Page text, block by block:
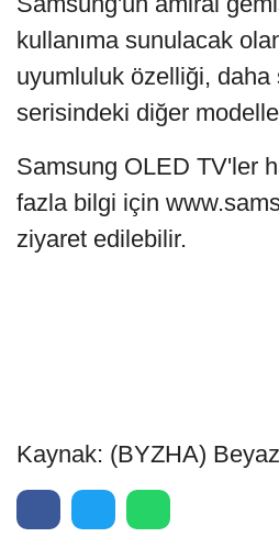
kullanıma sunulacak
uyumluluk özelliği,
serisindeki diğer
Samsung OLED TV'ler
fazla bilgi için
ziyaret edilebilir.
Kaynak: (BYZHA)